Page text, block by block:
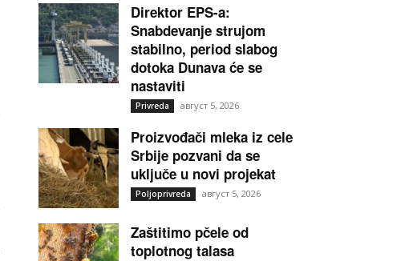
Direktor EPS-a:
Snabdevanje strujom
stabilno, period slabog
dotoka Dunava će se
nastaviti
Privreda август 5, 2026
Proizvođači mleka iz cele
Srbije pozvani da se
uključe u novi projekat
Poljoprivreda август 5, 2026
Zaštitimo pčele od
toplotnog talasa